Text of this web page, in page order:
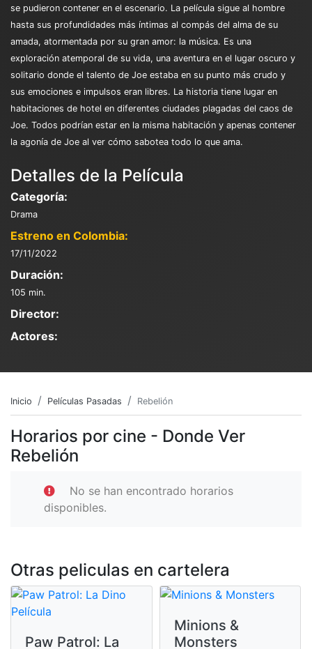
se pudieron contener en el escenario. La película sigue al hombre
hasta sus profundidades más íntimas al compás del alma de su
amada, atormentada por su gran amor: la música. Es una
exploración atemporal de su vida, una aventura en el lugar oscuro y
solitario donde el talento de Joe estaba en su punto más crudo y
sus emociones e impulsos eran libres. La historia tiene lugar en
habitaciones de hotel en diferentes ciudades plagadas del caos de
Joe. Todos podrían estar en la misma habitación y apenas contener
la agonía de Joe al ver cómo sabotea todo lo que ama.
Detalles de la Película
Categoría:
Drama
Estreno en Colombia:
17/11/2022
Duración:
105 min.
Director:
Actores:
Inicio Películas Pasadas Rebelión
Horarios por cine - Donde Ver
Rebelión
No se han encontrado horarios
disponibles.
Otras peliculas en cartelera
Paw Patrol: La
Minions &
Monsters